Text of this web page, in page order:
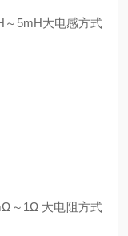
～5mH大电感方式
～1Ω 大电阻方式